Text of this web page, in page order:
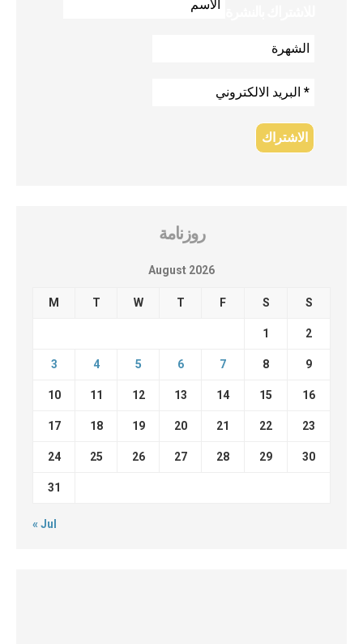
روزنامة
August 2026
M T W T F S S
1 2
3 4 5 6 7 8 9
10 11 12 13 14 15 16
17 18 19 20 21 22 23
24 25 26 27 28 29 30
31
« Jul